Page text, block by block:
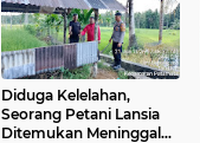
Diduga Kelelahan,
Seorang Petani Lansia
Ditemukan Meninggal